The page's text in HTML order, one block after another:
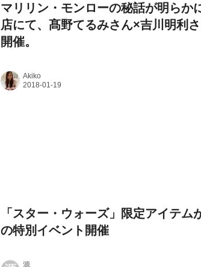
マリリン・モンローの秘話が明らか
店にて、髙野てるみさん×吉川明利
開催。
Akiko
「スター・ウォーズ」限定アイテム
の特別イベント開催
源